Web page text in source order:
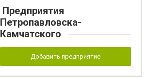
Предприятия
Петропавловска-
Камчатского
Добавить предприятие